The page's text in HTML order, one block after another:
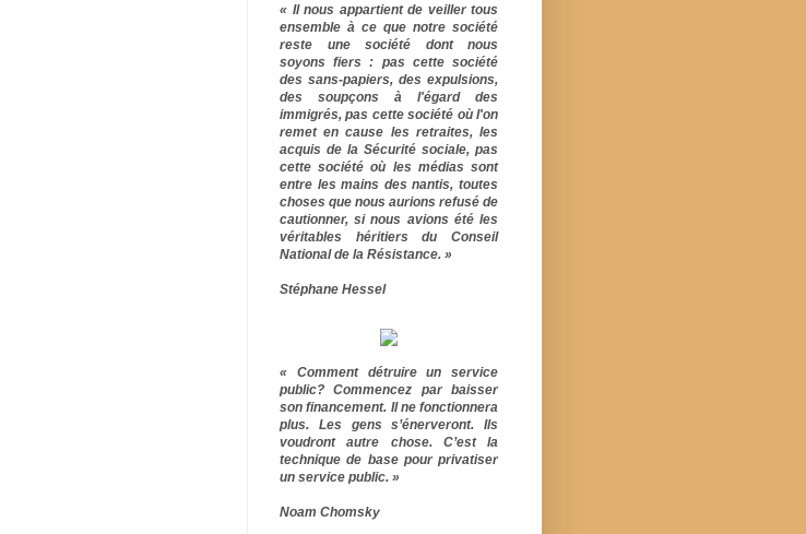
« Il nous appartient de veiller tous
ensemble à ce que notre société
reste une société dont nous
soyons fiers : pas cette société
des sans-papiers, des expulsions,
des soupçons à l'égard des
immigrés, pas cette société où l'on
remet en cause les retraites, les
acquis de la Sécurité sociale, pas
cette société où les médias sont
entre les mains des nantis, toutes
choses que nous aurions refusé de
cautionner, si nous avions été les
véritables héritiers du Conseil
National de la Résistance. »
Stéphane Hessel
« Comment détruire un service
public? Commencez par baisser
son financement. Il ne fonctionnera
plus. Les gens s’énerveront. Ils
voudront autre chose. C’est la
technique de base pour privatiser
un service public. »
Noam Chomsky